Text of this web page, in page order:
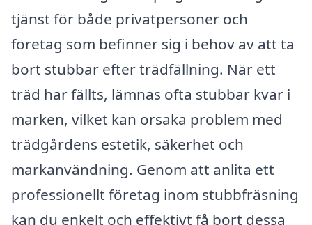
tjänst för både privatpersoner och
företag som befinner sig i behov av att ta
bort stubbar efter trädfällning. När ett
träd har fällts, lämnas ofta stubbar kvar i
marken, vilket kan orsaka problem med
trädgårdens estetik, säkerhet och
markanvändning. Genom att anlita ett
professionellt företag inom stubbfräsning
kan du enkelt och effektivt få bort dessa